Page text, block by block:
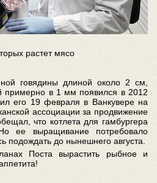
растет мясо
говядины длиной около 2 см,
в 1 мм появился в 2012
его 19 февраля в Ванкувере на
ассоциации за продвижение
что котлета для гамбургера
ее выращивание потребовало
до нынешнего августа.
Поста вырастить рыбное и